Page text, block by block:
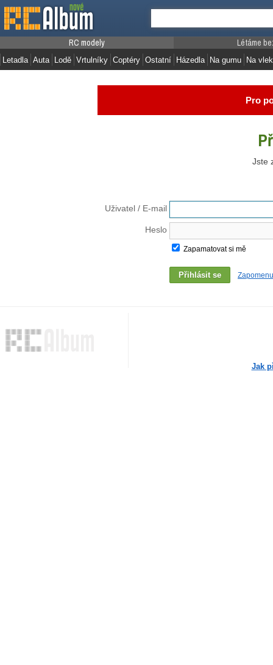
RC modely
Letadla Auta Lodě Vrtulníky Coptéry Ostatní
Létáme
Házedla Na gumu Na vlek
Pro
Jste
Uživatel / E-mail
Heslo
Zapamatovat si mě
Jak